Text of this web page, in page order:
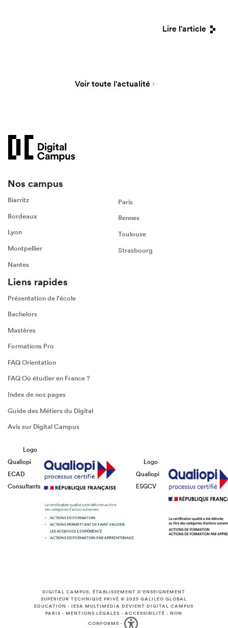
Lire l'article
Voir toute l'actualité
Nos campus
Biarritz
Bordeaux
Lyon
Montpellier
Nantes
Paris
Rennes
Toulouse
Strasbourg
Liens rapides
Présentation de l'école
Bachelors
Mastères
Formations Pro
FAQ Orientation
FAQ Où étudier en France ?
Index de nos pages
Guide des Métiers du Digital
Avis sur Digital Campus
Logo
Qualiopi
ECAD
Consultants
Logo
Qualiopi
ESGCV
DIGITAL CAMPUS, ÉTABLISSEMENT D'ENSEIGNEMENT
SUPÉRIEUR TECHNIQUE PRIVÉ © 2025GALILEO GLOBAL
EDUCATION -IESA MULTIMÉDIA DEVIENT DIGITAL CAMPUS
PARIS -MENTIONS LÉGALES -ACCESSIBILITÉ : NON
CONFORME -